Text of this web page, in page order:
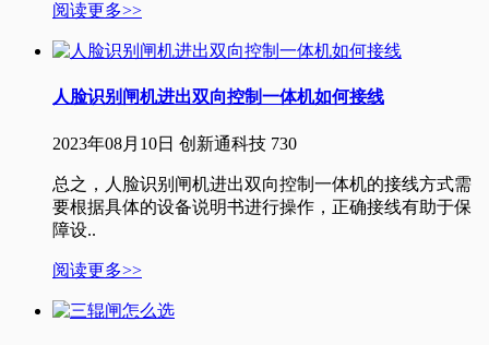
阅读更多>>
人脸识别闸机进出双向控制一体机如何接线
2023年08月10日 创新通科技 730
总之，人脸识别闸机进出双向控制一体机的接线方式需
要根据具体的设备说明书进行操作，正确接线有助于保
障设..
阅读更多>>